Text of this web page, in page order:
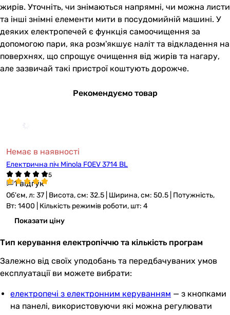
жирів. Уточніть, чи знімаються напрямні, чи можна листи
та інші знімні елементи мити в посудомийній машині. У
деяких електропечей є функція самоочищення за
допомогою пари, яка розм'якшує наліт та відкладення на
поверхнях, що спрощує очищення від жирів та нагару,
але зазвичай такі пристрої коштують дорожче.
Рекомендуємо товар
Немає в наявності
Електрична піч Minola FOEV 3714 BL
1 відгук
Об'єм, л: 37 | Висота, см: 32.5 | Ширина, см: 50.5 | Потужність,
Вт: 1400 | Кількість режимів роботи, шт: 4
Показати ціну
Тип керування електропіччю та кількість програм
Залежно від своїх уподобань та передбачуваних умов
експлуатації ви можете вибрати:
електропечі з електронним керуванням — з кнопками
на панелі, використовуючи які можна регулювати